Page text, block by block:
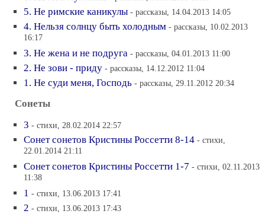
5. Не римские каникулы - рассказы, 14.04.2013 14:05
4. Нельзя солнцу быть холодным - рассказы, 10.02.2013
16:17
3. Не жена и не подруга - рассказы, 04.01.2013 11:00
2. Не зови - приду - рассказы, 14.12.2012 11:04
1. Не суди меня, Господь - рассказы, 29.11.2012 20:34
Сонеты
3 - стихи, 28.02.2014 22:57
Сонет сонетов Кристины Россетти 8-14 - стихи,
22.01.2014 21:11
Сонет сонетов Кристины Россетти 1-7 - стихи, 02.11.2013
11:38
1 - стихи, 13.06.2013 17:41
2 - стихи, 13.06.2013 17:43